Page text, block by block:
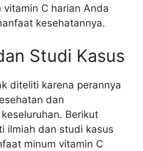
C harian Anda
kesehatannya.
Studi Kasus
diteliti karena perannya
dan
Berikut
ilmiah dan studi kasus
minum vitamin C